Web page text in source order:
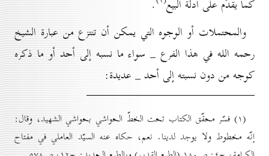
كما يقدّم على أدلّة البيع .
والمحتملات أو الوجوه التي يمكن أن تنتزع من عبارة الشيخ
رحمه الله في هذا الفرع _ سواء ما نسبه إلى أحد أو ما ذكره
كوجه من دون نسبته إلى أحد _ عديدة:
(۱) فسّر محقّق الكتاب تحت الخطّ الحواشي بحواشي الشهيد، وقال:
إنّه مخطوط ولا يوجد لدينا. نعم، حكاه عنه السيّد العاملي في مفتاح